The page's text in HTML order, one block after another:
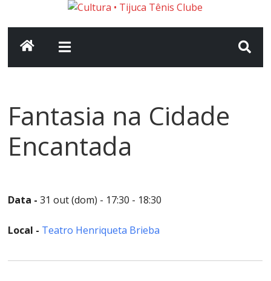
conteúdo
Cultura
•
Tijuca
Tênis
Clube
portal
cultura
clube.
Fantasia na Cidade
Encantada
Data -31 out (dom) - 17:30 - 18:30
Local - Teatro Henriqueta Brieba